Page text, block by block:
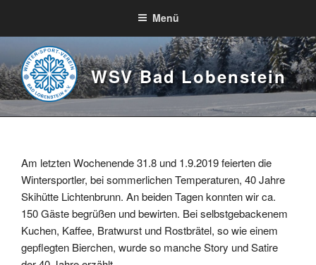
springen
WSV Bad Lobenstein
Menü
Am letzten Wochenende 31.8 und 1.9.2019 feierten die
Wintersportler, bei sommerlichen Temperaturen, 40 Jahre
Skihütte Lichtenbrunn. An beiden Tagen konnten wir ca.
150 Gäste begrüßen und bewirten. Bei selbstgebackenem
Kuchen, Kaffee, Bratwurst und Rostbrätel, so wie einem
gepflegten Bierchen, wurde so manche Story und Satire